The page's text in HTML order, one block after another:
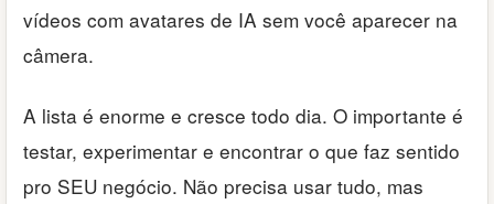
vídeos com avatares de IA sem você aparecer na
câmera.
A lista é enorme e cresce todo dia. O importante é
testar, experimentar e encontrar o que faz sentido
pro SEU negócio. Não precisa usar tudo, mas